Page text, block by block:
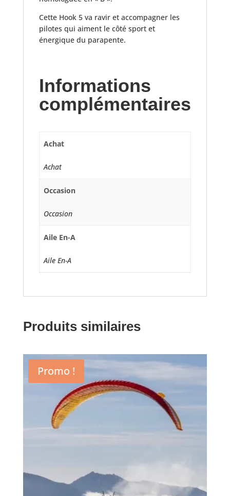
Cette Hook 5 va ravir et accompagner les
pilotes qui aiment le côté sport et
énergique du parapente.
Informations
complémentaires
Achat
Achat
Occasion
Occasion
Aile En-A
Aile En-A
Produits similaires
Promo !